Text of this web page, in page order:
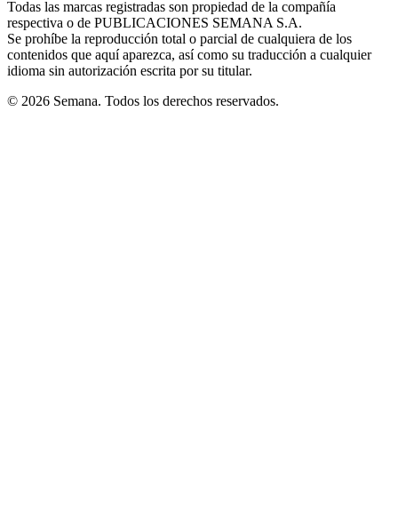
new
window
Todas las marcas registradas son propiedad de la compañía
respectiva o de PUBLICACIONES SEMANA S.A.
Se prohíbe la reproducción total o parcial de cualquiera de los
contenidos que aquí aparezca, así como su traducción a cualquier
idioma sin autorización escrita por su titular.
© 2026 Semana. Todos los derechos reservados.